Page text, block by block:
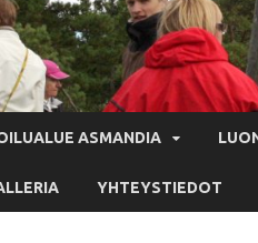
ASMANDIA
YHTEYSTIEDOT